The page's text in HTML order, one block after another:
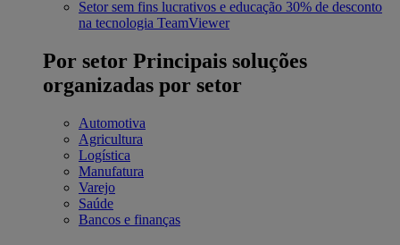
Setor sem fins lucrativos e educação 30% de desconto
na tecnologia TeamViewer
Por setor Principais soluções
organizadas por setor
Automotiva
Agricultura
Logística
Manufatura
Varejo
Saúde
Bancos e finanças